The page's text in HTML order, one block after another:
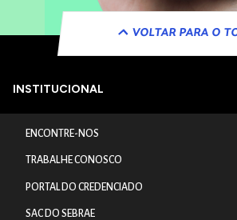
VOLTAR PARA O
INSTITUCIONAL
ENCONTRE-NOS
TRABALHE CONOSCO
PORTAL DO CREDENCIADO
SAC DO SEBRAE